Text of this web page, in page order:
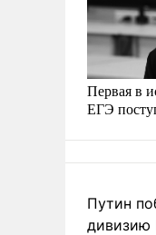
Первая в
ЕГЭ
Путин
дивизию